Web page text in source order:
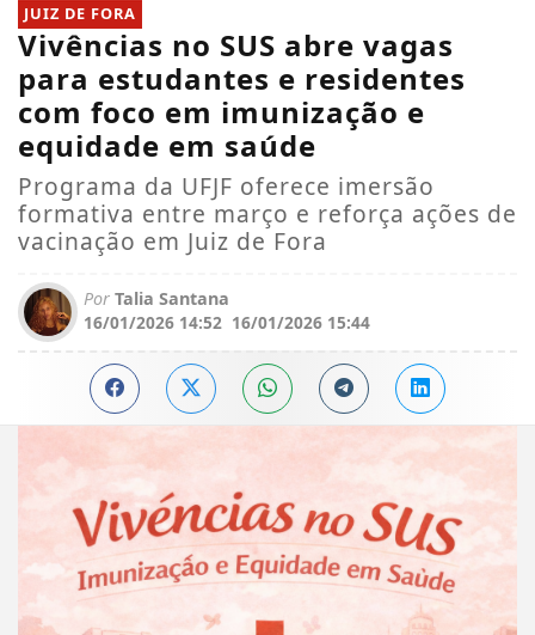
JUIZ DE FORA
Vivências no SUS abre vagas
para estudantes e residentes
com foco em imunização e
equidade em saúde
Programa da UFJF oferece imersão
formativa entre março e reforça ações de
vacinação em Juiz de Fora
Por Talia Santana
16/01/2026 14:52 16/01/2026 15:44